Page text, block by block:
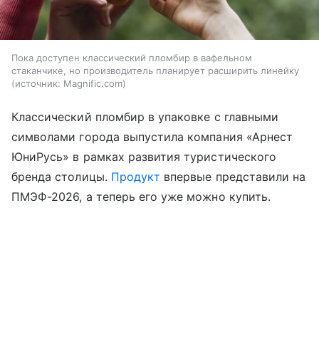
Пока доступен классический пломбир в вафельном
стаканчике, но производитель планирует расширить линейку
источник: Magnific.com
Классический пломбир в упаковке с главными
символами города выпустила компания «Арнест
ЮниРусь» в рамках развития туристического
бренда столицы. Продукт впервые представили на
ПМЭФ-2026, а теперь его уже можно купить.